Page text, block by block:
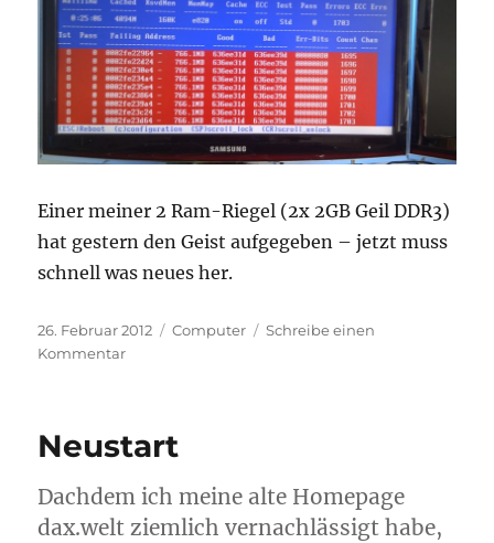
Einer meiner 2 Ram-Riegel (2x 2GB Geil DDR3)
hat gestern den Geist aufgegeben – jetzt muss
schnell was neues her.
Veröffentlicht
am
26. Februar 2012 Kategorien
Computer
Schreibe einen
Kommentarzu
Neustart
Dachdem ich meine alte Homepage
dax.welt ziemlich vernachlässigt habe,